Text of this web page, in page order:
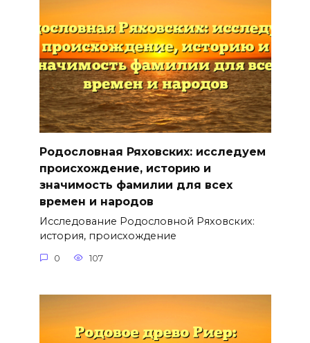
Родословная Ряховских: исследуем
происхождение, историю и
значимость фамилии для всех
времен и народов
Исследование Родословной Ряховских:
история, происхождение
0 107